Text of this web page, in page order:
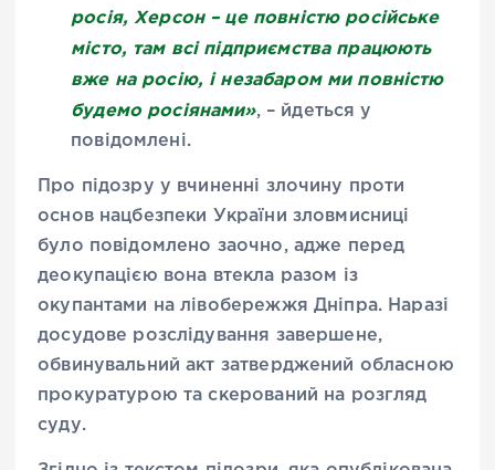
росія, Херсон – це повністю російське
місто, там всі підприємства працюють
вже на росію, і незабаром ми повністю
будемо росіянами», – йдеться у
повідомлені.
Про підозру у вчиненні злочину проти
основ нацбезпеки України зловмисниці
було повідомлено заочно, адже перед
деокупацією вона втекла разом із
окупантами на лівобережжя Дніпра. Наразі
досудове розслідування завершене,
обвинувальний акт затверджений обласною
прокуратурою та скерований на розгляд
суду.